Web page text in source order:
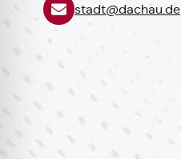
stadt@dachau.de